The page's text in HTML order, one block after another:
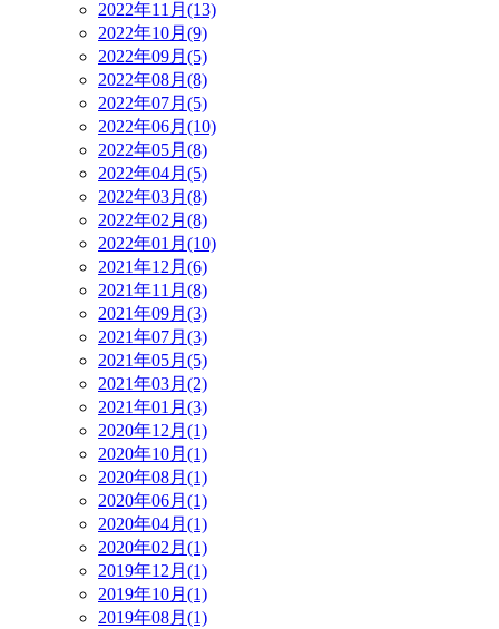
2022年11月(13)
2022年10月(9)
2022年09月(5)
2022年08月(8)
2022年07月(5)
2022年06月(10)
2022年05月(8)
2022年04月(5)
2022年03月(8)
2022年02月(8)
2022年01月(10)
2021年12月(6)
2021年11月(8)
2021年09月(3)
2021年07月(3)
2021年05月(5)
2021年03月(2)
2021年01月(3)
2020年12月(1)
2020年10月(1)
2020年08月(1)
2020年06月(1)
2020年04月(1)
2020年02月(1)
2019年12月(1)
2019年10月(1)
2019年08月(1)